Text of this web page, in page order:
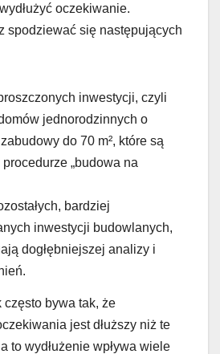
oczekiwanie.
spodziewać się następujących
inwestycji, czyli
jednorodzinnych o
do 70 m², które są
procedurze „budowa na
bardziej
inwestycji budowlanych,
dogłębniejszej analizy i
bywa tak, że
jest dłuższy niż te
to wydłużenie wpływa wiele